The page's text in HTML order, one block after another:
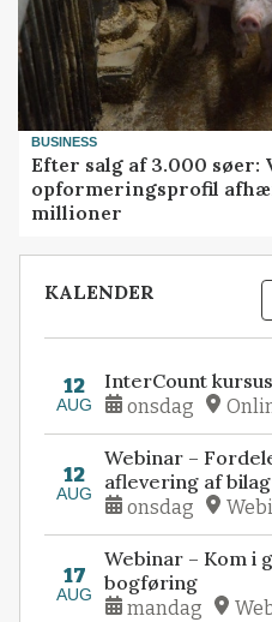
BUSINESS
Efter salg af 3.000 søer:
opformeringsprofil
millioner
KALENDER
12
AUG
InterCount
onsdag
12
AUG
Webinar –
aflevering af bilag
onsdag
17
AUG
Webinar – Kom i
bogføring
mandag